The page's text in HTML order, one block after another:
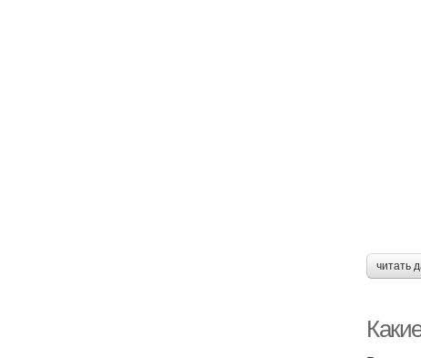
читать